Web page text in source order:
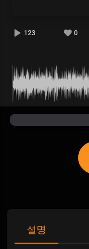
123 0
설명